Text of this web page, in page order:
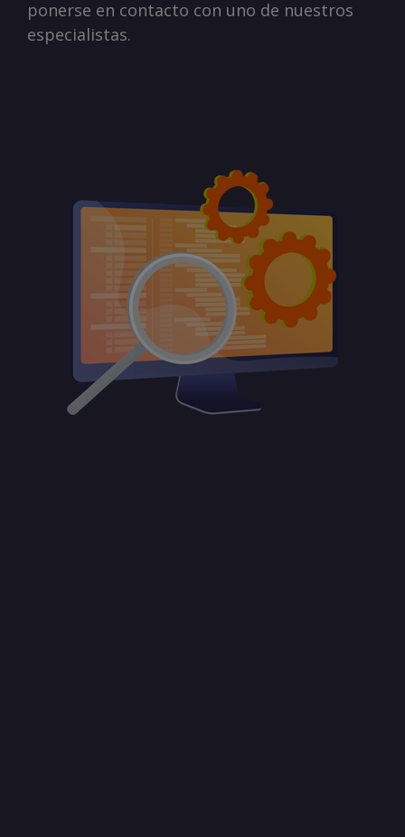
ponerse en contacto con uno de nuestros
especialistas.